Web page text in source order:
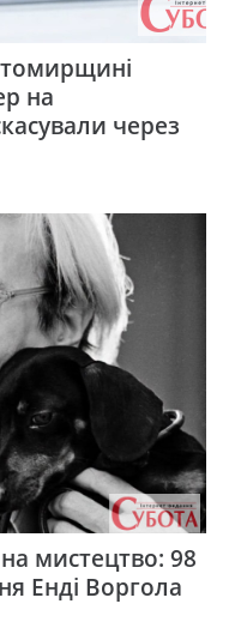
на
через
мистецтво: 98
Енді Воргола